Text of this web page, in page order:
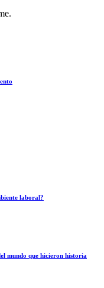
laboral?
mundo que hicieron historia